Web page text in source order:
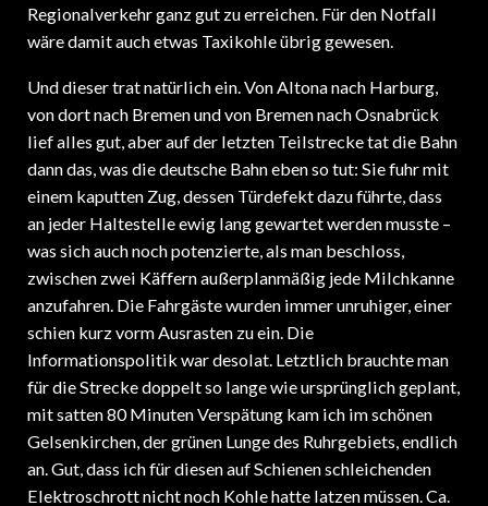
Regionalverkehr ganz gut zu erreichen. Für den Notfall
wäre damit auch etwas Taxikohle übrig gewesen.
Und dieser trat natürlich ein. Von Altona nach Harburg,
von dort nach Bremen und von Bremen nach Osnabrück
lief alles gut, aber auf der letzten Teilstrecke tat die Bahn
dann das, was die deutsche Bahn eben so tut: Sie fuhr mit
einem kaputten Zug, dessen Türdefekt dazu führte, dass
an jeder Haltestelle ewig lang gewartet werden musste –
was sich auch noch potenzierte, als man beschloss,
zwischen zwei Käffern außerplanmäßig jede Milchkanne
anzufahren. Die Fahrgäste wurden immer unruhiger, einer
schien kurz vorm Ausrasten zu ein. Die
Informationspolitik war desolat. Letztlich brauchte man
für die Strecke doppelt so lange wie ursprünglich geplant,
mit satten 80 Minuten Verspätung kam ich im schönen
Gelsenkirchen, der grünen Lunge des Ruhrgebiets, endlich
an. Gut, dass ich für diesen auf Schienen schleichenden
Elektroschrott nicht noch Kohle hatte latzen müssen. Ca.